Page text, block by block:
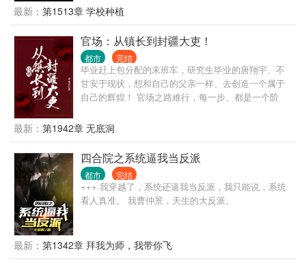
中猎场。 脑袋大的猴头菇，千年成形的人参娃娃，满
山遍野的榛蘑山里红野核桃。 香嫩可口的飞龙，看到
人走不动道的傻狍子，松树林成群的灰贼。 数百斤的
野猪，如山般的黑瞎子，舔一口就能吓死人的山神
爷。 还有那民间流传已久的五大仙，黑水白山，尽在
此间！
最新： 第1513章 学校种植
官场：从镇长到封疆大吏！
都市 完结
毕业赶上包分配的末班车，研究生毕业的唐翔宇、不
甘安于现状，想和自己的父亲一样、去创造一个属于
自己的辉煌！ 官场之路难行，每一步、都是一个阶
最新： 第1942章 无底洞
四合院之系统逼我当反派
都市 完结
+++ 我穿越了，系统还逼我当反派，我只能说，系统
看人真准。 我曹仲景，天生的大反派。
最新： 第1342章 拜我为师，我带你飞